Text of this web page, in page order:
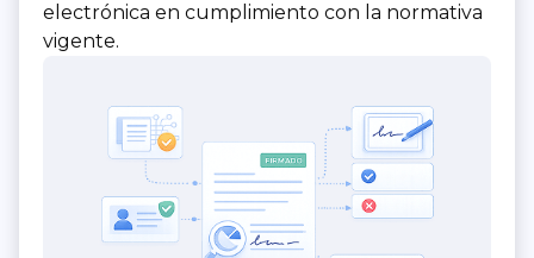
electrónica en cumplimiento con la normativa
vigente.